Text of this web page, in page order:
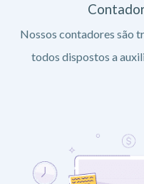
Nossos contadores são
todos dispostos a